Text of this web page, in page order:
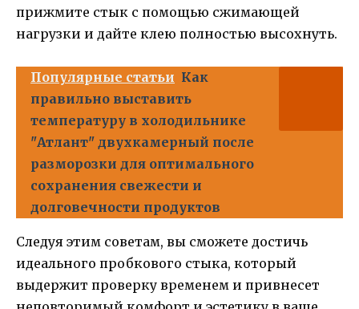
прижмите стык с помощью сжимающей
нагрузки и дайте клею полностью высохнуть.
Популярные статьи Как
правильно выставить
температуру в холодильнике
"Атлант" двухкамерный после
разморозки для оптимального
сохранения свежести и
долговечности продуктов
Следуя этим советам, вы сможете достичь
идеального пробкового стыка, который
выдержит проверку временем и привнесет